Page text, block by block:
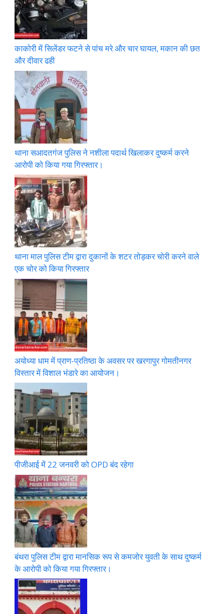
काकोरी में सिलेंडर फटने से पांच मरे और चार घायल, मकान की छत
और दीवार ढही
थाना सआदतगंज पुलिस ने नशीला पदार्थ खिलाकर दुष्कर्म करने
आरोपी को किया गया गिरफ्तार।
थाना माल पुलिस टीम द्वारा दुकानों के शटर तोड़कर चोरी करने वाले
एक चोर को किया गिरफ्तार
अयोध्या धाम में प्राण-प्रतिष्ठा के अवसर पर खरगापुर गोमतीनगर
विस्तार में विशाल भंडारे का आयोजन।
पीजीआई में 22 जनवरी को OPD बंद रहेगा
बंथरा पुलिस टीम द्वारा मानसिक रूप से कमजोर युवती के साथ दुष्कर्म
के आरोपी को किया गया गिरफ्तार।